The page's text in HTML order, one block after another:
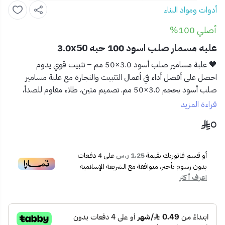
أدوات ومواد البناء
أصلي 100%
علبه مسمار صلب اسود 100 حبه 3.0x50
🖤 علبة مسامير صلب أسود 3.0×50 مم – تثبيت قوي يدوم
احصل على أفضل أداء في أعمال التثبيت والنجارة مععلبة مسامير
صلب أسود
بحجم 3.0×50 مم. تصميم متين، طلاء مقاوم للصدأ،
وتغليف عملي بـ 100 مسمار لتنجز مهامك بدقة واحترافية.
✅ المميزات:
والمتكررة
🛡️مقاوم للصدأ والتآكلبفضل الطلاء الأسود المتين
📦علبة تحتوي على 100 حبة
📐 المواصفات:
الحجم: 3.0 × 50 ملم
قراءة المزيد
٥
أو قسم فاتورتك بقيمة1.25 ر.س على4دفعات
بدون رسوم تأخير، متوافقة مع الشريعة الإسلامية
اعرف أكثر